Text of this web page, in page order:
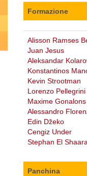
Formazione
Alisson Ramses
Juan Jesus
Aleksandar
Konstantinos
Kevin Strootman
Lorenzo Pellegrini
Maxime Gonalons
Alessandro
Edin Džeko
Cengiz Under
Stephan El
Panchina